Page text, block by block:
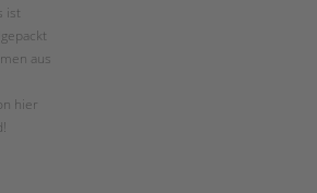
ist
aus
hier